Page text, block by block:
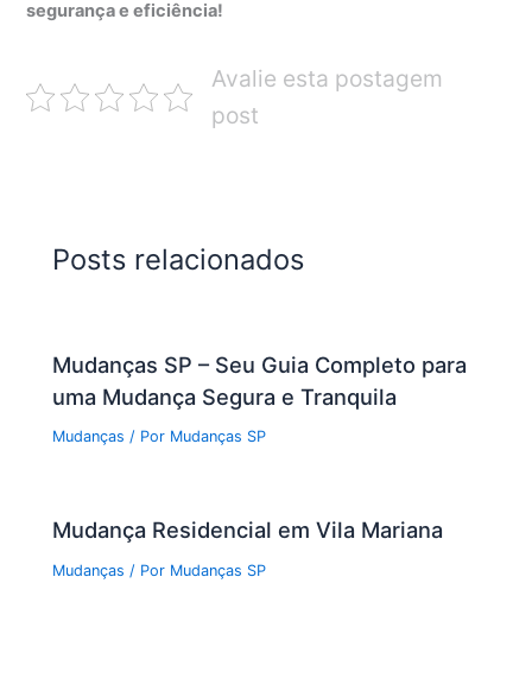
segurança e eficiência!
Avalie esta postagem
post
Posts relacionados
Mudanças SP – Seu Guia Completo para
uma Mudança Segura e Tranquila
Mudanças / Por Mudanças SP
Mudança Residencial em Vila Mariana
Mudanças / Por Mudanças SP